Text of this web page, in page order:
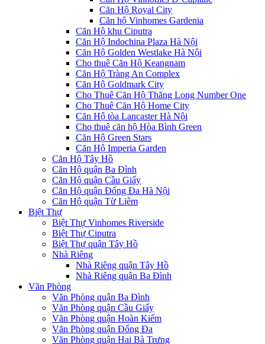
Căn Hộ Royal City
Căn hộ Vinhomes Gardenia
Căn Hộ khu Ciputra
Căn Hộ Indochina Plaza Hà Nội
Căn Hộ Golden Westlake Hà Nội
Cho thuê Căn Hộ Keangnam
Căn Hộ Tràng An Complex
Căn Hộ Goldmark City
Cho Thuê Căn Hộ Thăng Long Number One
Cho Thuê Căn Hộ Home City
Căn Hộ tòa Lancaster Hà Nội
Cho thuê căn hộ Hòa Bình Green
Căn Hộ Green Stars
Căn Hộ Imperia Garden
Căn Hộ Tây Hồ
Căn Hộ quận Ba Đình
Căn Hộ quận Cầu Giấy
Căn Hộ quận Đống Đa Hà Nội
Căn Hộ quận Từ Liêm
Biệt Thự
Biệt Thự Vinhomes Riverside
Biệt Thự Ciputra
Biệt Thự quận Tây Hồ
Nhà Riêng
Nhà Riêng quận Tây Hồ
Nhà Riêng quận Ba Đình
Văn Phòng
Văn Phòng quận Ba Đình
Văn Phòng quận Cầu Giấy
Văn Phòng quận Hoàn Kiếm
Văn Phòng quận Đống Đa
Văn Phòng quận Hai Bà Trưng